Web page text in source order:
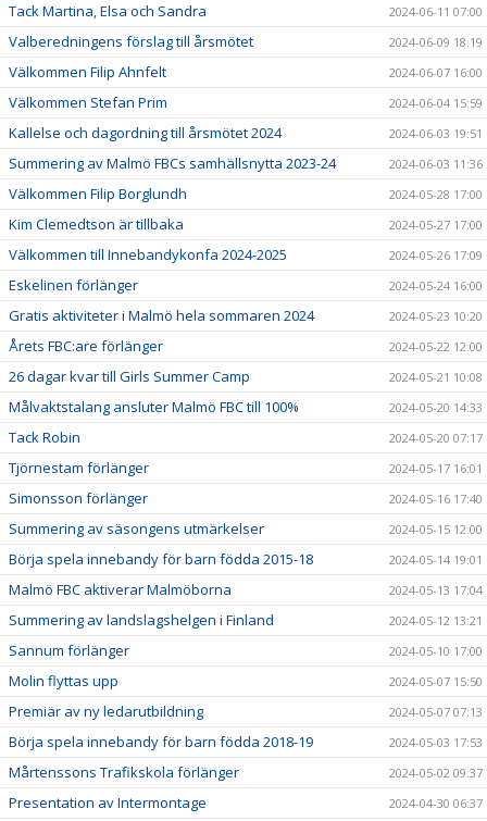
Tack Martina, Elsa och Sandra 2024-06-11 07:00
Valberedningens förslag till årsmötet 2024-06-09 18:19
Välkommen Filip Ahnfelt 2024-06-07 16:00
Välkommen Stefan Prim 2024-06-04 15:59
Kallelse och dagordning till årsmötet 2024 2024-06-03 19:51
Summering av Malmö FBCs samhällsnytta 2023-24 2024-06-03 11:36
Välkommen Filip Borglundh 2024-05-28 17:00
Kim Clemedtson är tillbaka 2024-05-27 17:00
Välkommen till Innebandykonfa 2024-2025 2024-05-26 17:09
Eskelinen förlänger 2024-05-24 16:00
Gratis aktiviteter i Malmö hela sommaren 2024 2024-05-23 10:20
Årets FBC:are förlänger 2024-05-22 12:00
26 dagar kvar till Girls Summer Camp 2024-05-21 10:08
Målvaktstalang ansluter Malmö FBC till 100% 2024-05-20 14:33
Tack Robin 2024-05-20 07:17
Tjörnestam förlänger 2024-05-17 16:01
Simonsson förlänger 2024-05-16 17:40
Summering av säsongens utmärkelser 2024-05-15 12:00
Börja spela innebandy för barn födda 2015-18 2024-05-14 19:01
Malmö FBC aktiverar Malmöborna 2024-05-13 17:04
Summering av landslagshelgen i Finland 2024-05-12 13:21
Sannum förlänger 2024-05-10 17:00
Molin flyttas upp 2024-05-07 15:50
Premiär av ny ledarutbildning 2024-05-07 07:13
Börja spela innebandy för barn födda 2018-19 2024-05-03 17:53
Mårtenssons Trafikskola förlänger 2024-05-02 09:37
Presentation av Intermontage 2024-04-30 06:37